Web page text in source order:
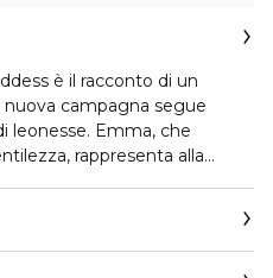
è il racconto di un
nuova campagna segue
leonesse. Emma, che
rappresenta alla
è infusa della fragranza
Goddess Eau de